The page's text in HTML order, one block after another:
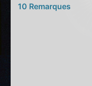
10 Remarques